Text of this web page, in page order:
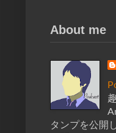
About me
タンプを公開